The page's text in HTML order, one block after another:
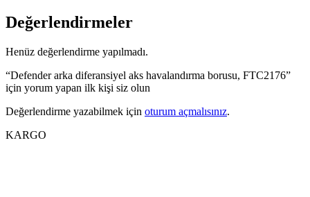
Değerlendirmeler
Henüz değerlendirme yapılmadı.
“Defender arka diferansiyel aks havalandırma borusu, FTC2176”
için yorum yapan ilk kişi siz olun
Değerlendirme yazabilmek için oturum açmalısınız.
KARGO